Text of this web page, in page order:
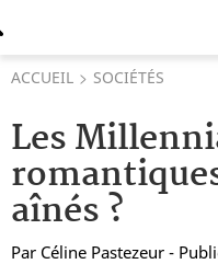
ACCUEIL SOCIÉTÉS
Les
aînés ?
Par Céline Pastezeur -